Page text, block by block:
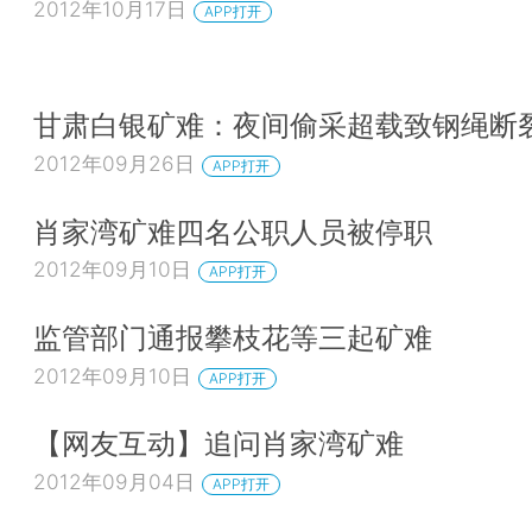
2012年10月17日 APP打开
甘肃白银矿难：夜间偷采超载致钢绳断
2012年09月26日 APP打开
肖家湾矿难四名公职人员被停职
2012年09月10日 APP打开
监管部门通报攀枝花等三起矿难
2012年09月10日 APP打开
【网友互动】追问肖家湾矿难
2012年09月04日 APP打开